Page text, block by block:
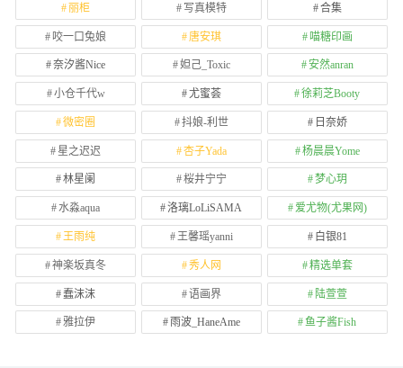
丽柜 写真模特 合集
咬一口兔娘 唐安琪 喵糖印画
奈汐酱Nice 妲己_Toxic 安然anran
小仓千代w 尤蜜荟 徐莉芝Booty
微密圈 抖娘-利世 日奈娇
星之迟迟 杏子Yada 杨晨晨Yome
林星阑 桜井宁宁 梦心玥
水淼aqua 洛璃LoLiSAMA 爱尤物(尤果网)
王雨纯 王馨瑶yanni 白银81
神楽坂真冬 秀人网 精选单套
蠢沫沫 语画界 陆萱萱
雅拉伊 雨波_HaneAme 鱼子酱Fish